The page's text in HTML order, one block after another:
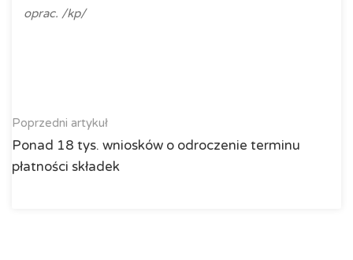
oprac. /kp/
Poprzedni artykuł
Ponad 18 tys. wniosków o odroczenie terminu
płatności składek